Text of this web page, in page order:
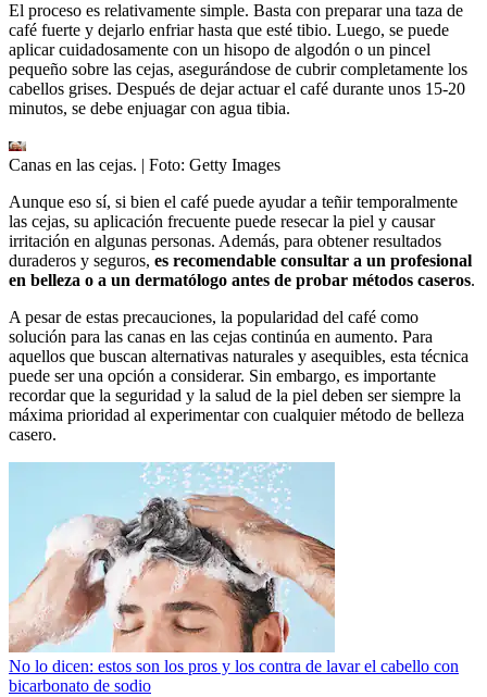
El proceso es relativamente simple. Basta con preparar una taza de
café fuerte y dejarlo enfriar hasta que esté tibio. Luego, se puede
aplicar cuidadosamente con un hisopo de algodón o un pincel
pequeño sobre las cejas, asegurándose de cubrir completamente los
cabellos grises. Después de dejar actuar el café durante unos 15-20
minutos, se debe enjuagar con agua tibia.
Canas en las cejas. | Foto: Getty Images
Aunque eso sí, si bien el café puede ayudar a teñir temporalmente
las cejas, su aplicación frecuente puede resecar la piel y causar
irritación en algunas personas. Además, para obtener resultados
duraderos y seguros, es recomendable consultar a un profesional
en belleza o a un dermatólogo antes de probar métodos caseros.
A pesar de estas precauciones, la popularidad del café como
solución para las canas en las cejas continúa en aumento. Para
aquellos que buscan alternativas naturales y asequibles, esta técnica
puede ser una opción a considerar. Sin embargo, es importante
recordar que la seguridad y la salud de la piel deben ser siempre la
máxima prioridad al experimentar con cualquier método de belleza
casero.
No lo dicen: estos son los pros y los contra de lavar el cabello con
bicarbonato de sodio